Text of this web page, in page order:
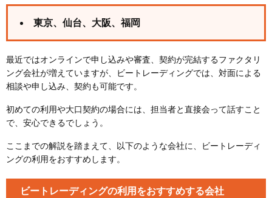
東京、仙台、大阪、福岡
最近ではオンラインで申し込みや審査、契約が完結するファクタリ
ング会社が増えていますが、ビートレーディングでは、対面による
相談や申し込み、契約も可能です。
初めての利用や大口契約の場合には、担当者と直接会って話すこと
で、安心できるでしょう。
ここまでの解説を踏まえて、以下のような会社に、ビートレーディ
ングの利用をおすすめします。
ビートレーディングの利用をおすすめする会社